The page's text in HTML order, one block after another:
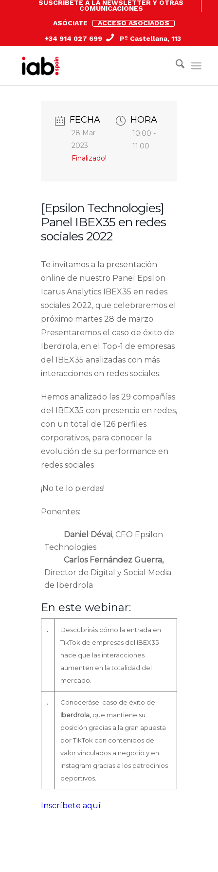
SUSCRÍBETE A LA NEWSLETTER Y OTRAS
COMUNICACIONES
ASÓCIATE
ACCESO ASOCIADOS
+34 914 027 699
Pº Castellana, 113
FECHA
28 Mar
2023
Finalizado!
HORA
10:00 -
11:00
[Epsilon Technologies]
Panel IBEX35 en redes
sociales 2022
Te invitamos a la presentación
online de nuestro Panel Epsilon
Icarus Analytics IBEX35 en redes
sociales 2022, que celebraremos el
próximo martes 28 de marzo.
Presentaremos el caso de éxito de
Iberdrola, en el Top-1 de empresas
del IBEX35 analizadas con más
interacciones en redes sociales.
Hemos analizado las 29 compañías
del IBEX35 con presencia en redes,
con un total de 126 perfiles
corporativos, para conocer la
evolución de su performance en
redes sociales
¡No te lo pierdas!
Ponentes:
Daniel Dévai, CEO Epsilon
Technologies
Carlos Fernández Guerra,
Director de Digital y Social Media
de Iberdrola
En este webinar:
Descubrirás cómo la entrada en
TikTok de empresas del IBEX35
hace que las interacciones
aumenten en la totalidad del
mercado.
Conocerásel caso de éxito de
Iberdrola, que mantiene su
posición gracias a la gran apuesta
por TikTok con contenidos de
valor vinculados a negocio y en
Instagram gracias a los patrocinios
deportivos.
Inscríbete aquí